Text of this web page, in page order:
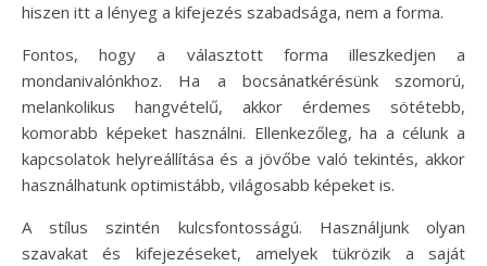
hiszen itt a lényeg a kifejezés szabadsága, nem a forma.
Fontos, hogy a választott forma illeszkedjen a
mondanivalónkhoz. Ha a bocsánatkérésünk szomorú,
melankolikus hangvételű, akkor érdemes sötétebb,
komorabb képeket használni. Ellenkezőleg, ha a célunk a
kapcsolatok helyreállítása és a jövőbe való tekintés, akkor
használhatunk optimistább, világosabb képeket is.
A stílus szintén kulcsfontosságú. Használjunk olyan
szavakat és kifejezéseket, amelyek tükrözik a saját